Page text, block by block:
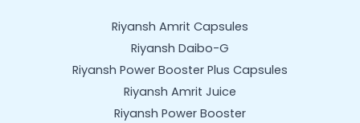
Riyansh Amrit Capsules
Riyansh Daibo-G
Riyansh Power Booster Plus Capsules
Riyansh Amrit Juice
Riyansh Power Booster